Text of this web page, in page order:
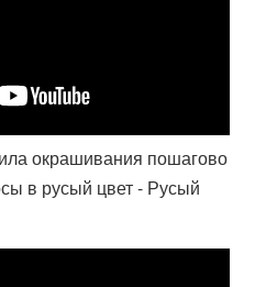
окрашивания пошагово
в русый цвет - Русый